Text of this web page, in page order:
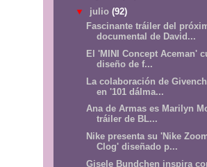
▼ julio (92)
Fascinante tráiler del
documental de David...
El 'MINI Concept Aceman'
diseño de f...
La colaboración de
en '101 dálma...
Ana de Armas es Marilyn
tráiler de BL...
Nike presenta su 'Nike
Clog' diseñado p...
Gisele Bundchen inspira